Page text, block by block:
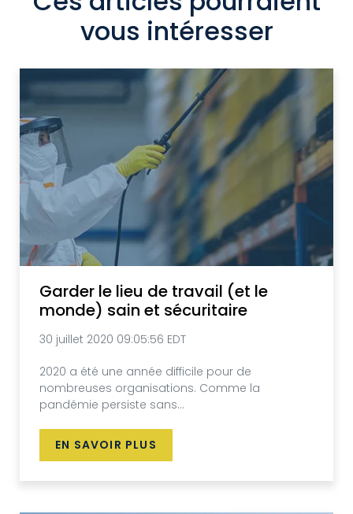
vous intéresser
Garder le lieu de travail (et le
monde) sain et sécuritaire
30 juillet 2020 09:05:56 EDT
2020 a été une année difficile pour de
nombreuses organisations. Comme la
pandémie persiste sans...
EN SAVOIR PLUS